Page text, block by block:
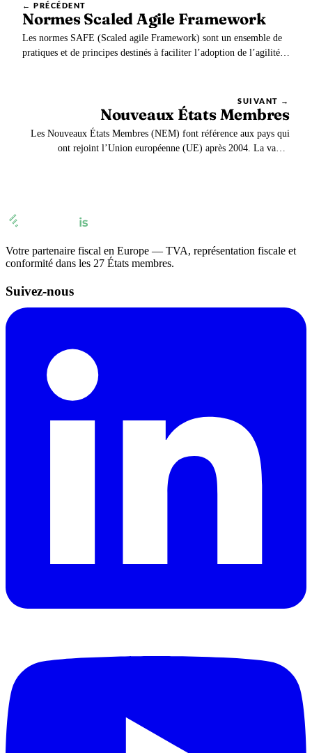
← PRÉCÉDENT
Normes Scaled Agile Framework
Les normes SAFE (Scaled agile Framework) sont un ensemble de
pratiques et de principes destinés à faciliter l’adoption de l’agilité à
SUIVANT →
Nouveaux États Membres
Les Nouveaux États Membres (NEM) font référence aux pays qui
ont rejoint l’Union européenne (UE) après 2004. La vague
Votre partenaire fiscal en Europe — TVA, représentation fiscale et
conformité dans les 27 États membres.
Suivez-nous